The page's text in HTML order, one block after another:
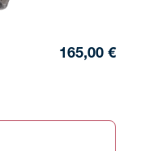
165,00 €